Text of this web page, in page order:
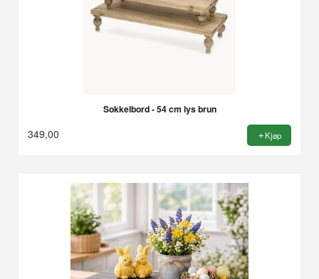
Sokkelbord - 54 cm lys brun
349,00 Kjøp